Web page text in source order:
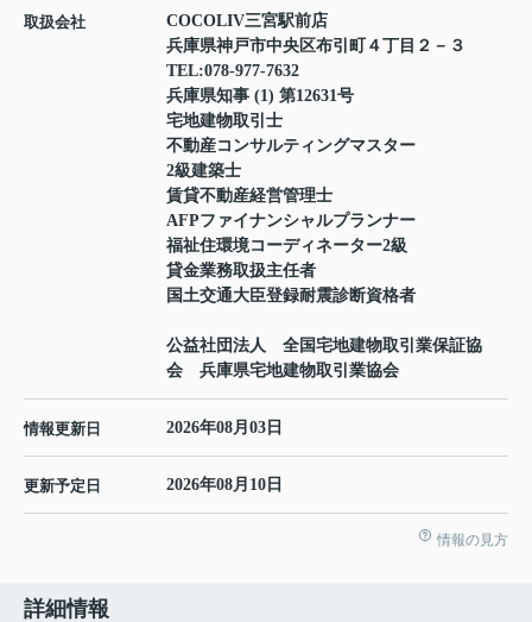
取扱会社
COCOLIV三宮駅前店
兵庫県神戸市中央区布引町４丁目２－３
TEL:078-977-7632
兵庫県知事 (1) 第12631号
宅地建物取引士
不動産コンサルティングマスター
2級建築士
賃貸不動産経営管理士
AFPファイナンシャルプランナー
福祉住環境コーディネーター2級
貸金業務取扱主任者
国土交通大臣登録耐震診断資格者
公益社団法人 全国宅地建物取引業保証協
会 兵庫県宅地建物取引業協会
情報更新日 2026年08月03日
更新予定日 2026年08月10日
情報の見方
詳細情報